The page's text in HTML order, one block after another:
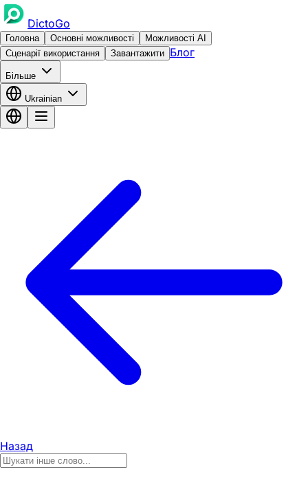
DictoGo
Головна Основні можливості
Можливості AI
Сценарії використання
Завантажити Блог
Більше
Ukrainian
Назад